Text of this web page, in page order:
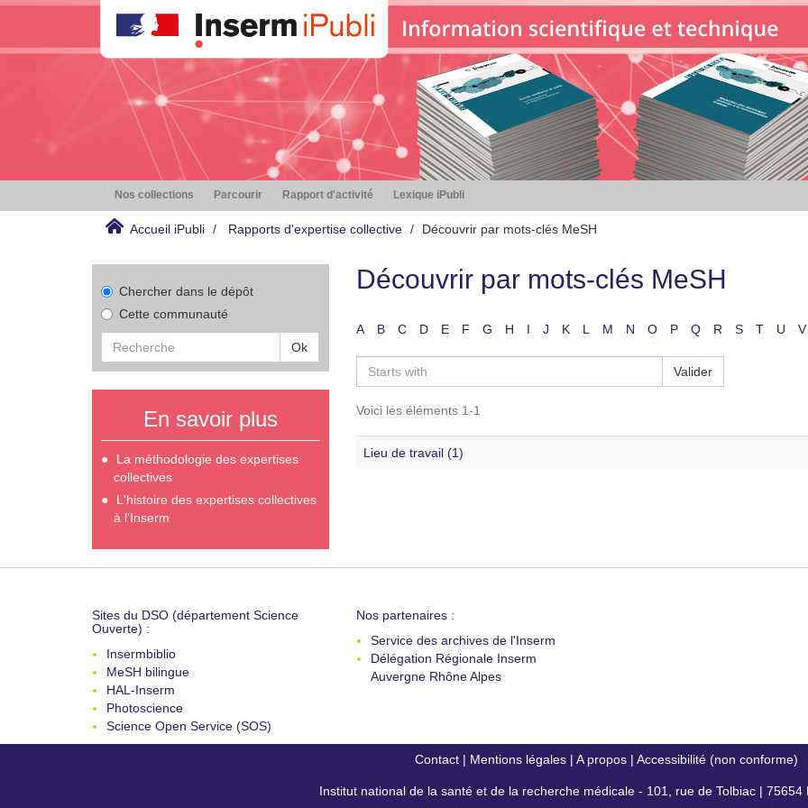
Nos collections Parcourir Rapport d'activité Lexique iPubli
Accueil iPubli Rapports d'expertise collective Découvrir par mots-clés MeSH
Chercher dans le dépôt
Cette communauté
Ok
En savoir plus
La méthodologie des expertises
collectives
L'histoire des expertises collectives
à l'Inserm
Découvrir par mots-clés MeSH
A B C D E F G H I J K L M N O P Q R S T U V
Valider
Voici les éléments 1-1
Lieu de travail (1)
Sites du DSO (département Science
Ouverte) :
Insermbiblio
MeSH bilingue
HAL-Inserm
Photoscience
Science Open Service (SOS)
Nos partenaires :
Service des archives de l'Inserm
Délégation Régionale Inserm
Auvergne Rhône Alpes
Contact| Mentions légales| A propos| Accessibilité (non conforme)
Institut national de la santé et de la recherche médicale - 101, rue de Tolbiac | 75654